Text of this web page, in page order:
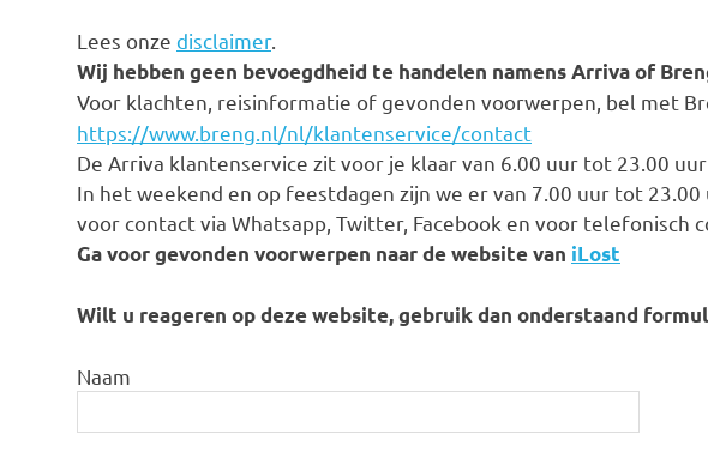
Lees onze disclaimer.
Wij hebben geen bevoegdheid te handelen namens Arriva of
Voor klachten, reisinformatie of gevonden voorwerpen, bel met
https://www.breng.nl/nl/klantenservice/contact
De Arriva klantenservice zit voor je klaar van 6.00 uur tot 23.00
In het weekend en op feestdagen zijn we er van 7.00 uur tot
voor contact via Whatsapp, Twitter, Facebook en voor telefonisch
Ga voor gevonden voorwerpen naar de website van iLost
Wilt u reageren op deze website, gebruik dan onderstaand
Naam